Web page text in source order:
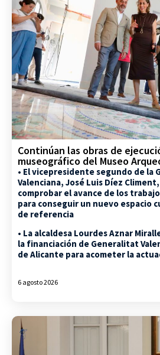
Continúan las obras de
museográfico del Museo
• El vicepresidente segundo de la
Valenciana, José Luis Díez
comprobar el avance de los
para conseguir un nuevo espacio
de referencia
• La alcaldesa Lourdes Aznar
la financiación de Generalitat
de Alicante para acometer la
6 agosto 2026